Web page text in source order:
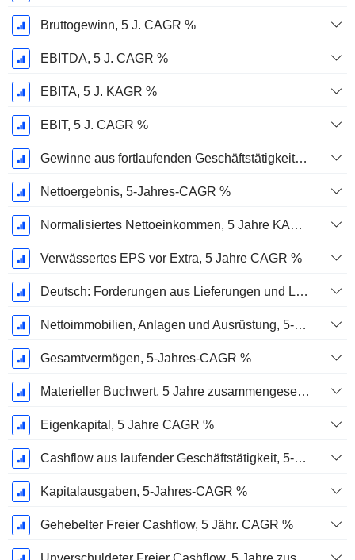
Bruttogewinn, 5 J. CAGR %
EBITDA, 5 J. CAGR %
EBITA, 5 J. KAGR %
EBIT, 5 J. CAGR %
Gewinne aus fortlaufenden Geschäftstätigkeiten, 5-Jahres-CAGR %
Nettoergebnis, 5-Jahres-CAGR %
Normalisiertes Nettoeinkommen, 5 Jahre KAGR %
Verwässertes EPS vor Extra, 5 Jahre CAGR %
Deutsch: Forderungen aus Lieferungen und Leistungen, 5-Jahres-CAGR %
Nettoimmobilien, Anlagen und Ausrüstung, 5-Jahres-CAGR %
Gesamtvermögen, 5-Jahres-CAGR %
Materieller Buchwert, 5 Jahre zusammengesetzte jährliche Wachstumsrate %
Eigenkapital, 5 Jahre CAGR %
Cashflow aus laufender Geschäftstätigkeit, 5-Jahres-CAGR %
Kapitalausgaben, 5-Jahres-CAGR %
Gehebelter Freier Cashflow, 5 Jähr. CAGR %